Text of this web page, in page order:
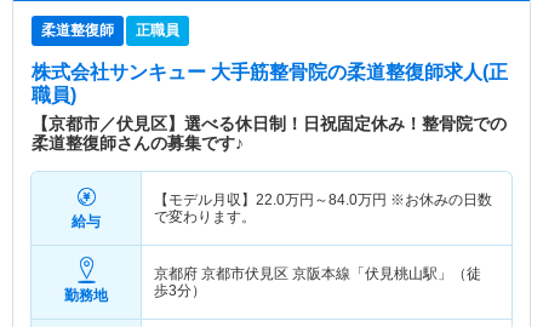
柔道整復師 正職員
株式会社サンキュー 大手筋整骨院の柔道整復師求人(正
職員)
【京都市／伏見区】選べる休日制！日祝固定休み！整骨院での
柔道整復師さんの募集です♪
給与
【モデル月収】 22.0万円～84.0万円 ※お休みの日数
で変わります。
勤務地
京都府 京都市伏見区 京阪本線「伏見桃山駅」（徒
歩3分）